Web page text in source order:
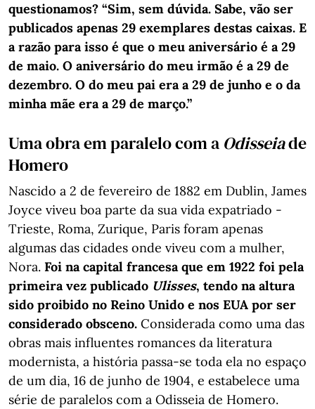
questionamos? “Sim, sem dúvida. Sabe, vão ser
publicados apenas 29 exemplares destas caixas. E
a razão para isso é que o meu aniversário é a 29
de maio. O aniversário do meu irmão é a 29 de
dezembro. O do meu pai era a 29 de junho e o da
minha mãe era a 29 de março.”
Uma obra em paralelo com a Odisseiade
Homero
Nascido a 2 de fevereiro de 1882 em Dublin, James
Joyce viveu boa parte da sua vida expatriado -
Trieste, Roma, Zurique, Paris foram apenas
algumas das cidades onde viveu com a mulher,
Nora. Foi na capital francesa que em 1922 foi pela
primeira vez publicado Ulisses, tendo na altura
sido proibido no Reino Unido e nos EUA por ser
considerado obsceno. Considerada como uma das
obras mais influentes romances da literatura
modernista, a história passa-se toda ela no espaço
de um dia, 16 de junho de 1904, e estabelece uma
série de paralelos com a Odisseia de Homero.